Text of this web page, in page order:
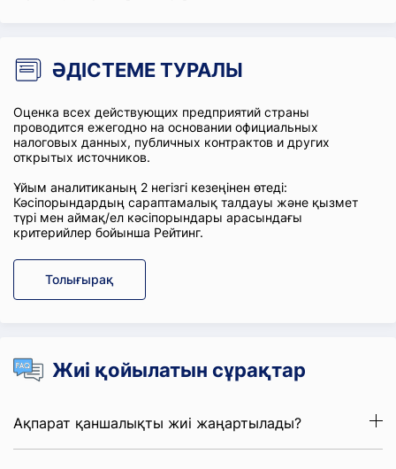
ӘДІСТЕМЕ ТУРАЛЫ
Оценка всех действующих предприятий страны
проводится ежегодно на основании официальных
налоговых данных, публичных контрактов и других
открытых источников.
Ұйым аналитиканың 2 негізгі кезеңінен өтеді:
Кәсіпорындардың сараптамалық талдауы және қызмет
түрі мен аймақ/ел кәсіпорындары арасындағы
критерийлер бойынша Рейтинг.
Толығырақ
Жиі қойылатын сұрақтар
Ақпарат қаншалықты жиі жаңартылады?